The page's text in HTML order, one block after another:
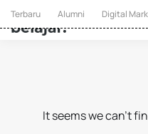
Terbaru Alumni Digital
It seems we can’t